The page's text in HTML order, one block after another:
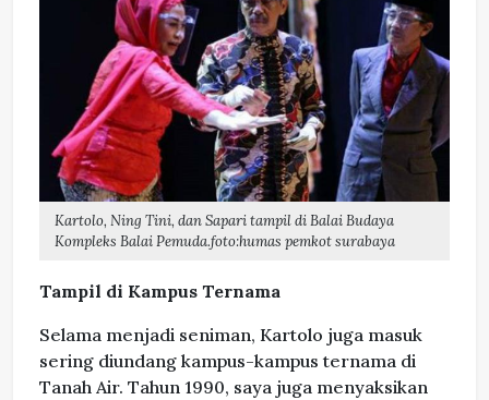
Kartolo, Ning Tini, dan Sapari tampil di Balai Budaya
Kompleks Balai Pemuda.foto:humas pemkot surabaya
Tampil di Kampus Ternama
Selama menjadi seniman, Kartolo juga masuk
sering diundang kampus-kampus ternama di
Tanah Air. Tahun 1990, saya juga menyaksikan